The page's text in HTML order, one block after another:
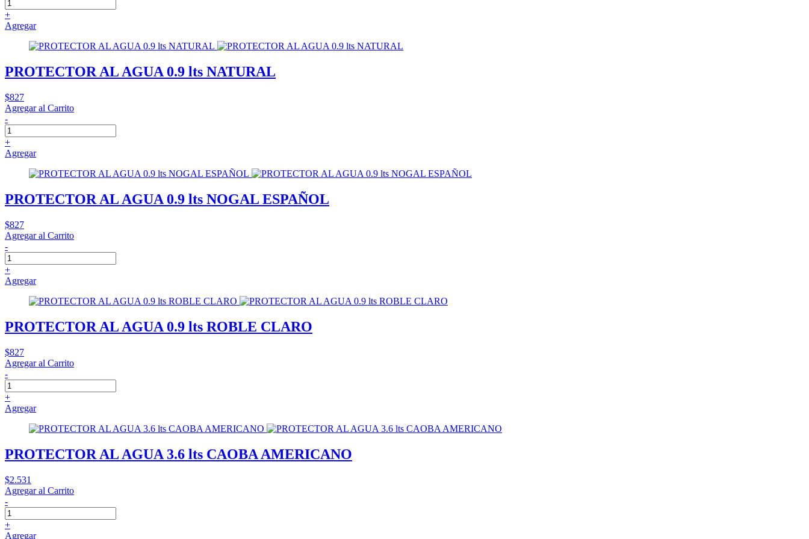
+
Agregar
PROTECTOR AL AGUA 0.9 lts NATURAL
$827
Agregar al Carrito
-
+
Agregar
PROTECTOR AL AGUA 0.9 lts NOGAL ESPAÑOL
$827
Agregar al Carrito
-
+
Agregar
PROTECTOR AL AGUA 0.9 lts ROBLE CLARO
$827
Agregar al Carrito
-
+
Agregar
PROTECTOR AL AGUA 3.6 lts CAOBA AMERICANO
$2.531
Agregar al Carrito
-
+
Agregar